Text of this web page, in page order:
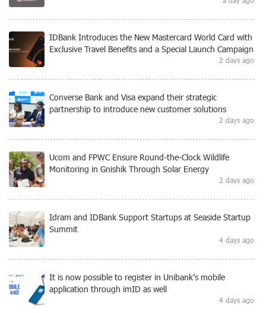
IDBank Introduces the New Mastercard World Card with
Exclusive Travel Benefits and a Special Launch Campaign
2 days ago
Converse Bank and Visa expand their strategic
partnership to introduce new customer solutions
2 days ago
Ucom and FPWC Ensure Round-the-Clock Wildlife
Monitoring in Gnishik Through Solar Energy
2 days ago
Idram and IDBank Support Startups at Seaside Startup
Summit
4 days ago
It is now possible to register in Unibank’s mobile
application through imID as well
4 days ago